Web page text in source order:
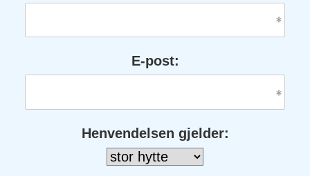
E-post:
Henvendelsen gjelder: